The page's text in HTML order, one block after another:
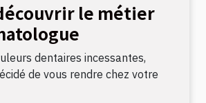
le métier
dentaires incessantes,
de vous rendre chez votre